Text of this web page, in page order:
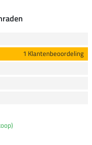
1 Klantenbeoordeling